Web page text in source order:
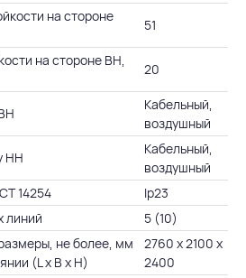
на стороне
51
на стороне ВН,
20
Кабельный,
воздушный
НН
Кабельный,
воздушный
14254
Ip23
линий
5 (10)
не более, мм
(L х B х H)
2760 х 2100 х
2400